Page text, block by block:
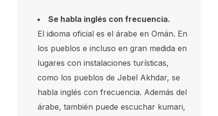
Se habla inglés con frecuencia.
El idioma oficial es el árabe en Omán. En
los pueblos e incluso en gran medida en
lugares con instalaciones turísticas,
como los pueblos de Jebel Akhdar, se
habla inglés con frecuencia. Además del
árabe, también puede escuchar kumari,